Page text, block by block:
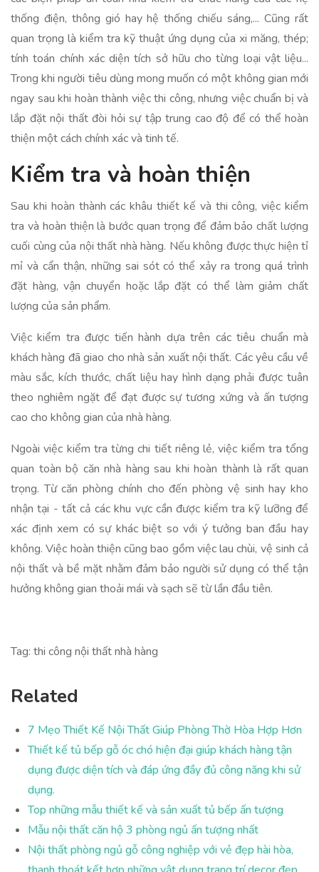
thống điện, thông gió hay hệ thống chiếu sáng,... Cũng rất
quan trọng là kiểm tra kỹ thuật ứng dụng của xi măng, thép;
tính toán chính xác diện tích sở hữu cho từng loại vật liệu...
Trong khi người tiêu dùng mong muốn có một không gian mới
ngay sau khi hoàn thành việc thi công, nhưng việc chuẩn bị và
lắp đặt nội thất đòi hỏi sự tập trung cao độ để có thể hoàn
thiện một cách chính xác và tinh tế.
Kiểm tra và hoàn thiện
Sau khi hoàn thành các khâu thiết kế và thi công, việc kiểm
tra và hoàn thiện là bước quan trọng để đảm bảo chất lượng
cuối cùng của nội thất nhà hàng. Nếu không được thực hiện tỉ
mỉ và cẩn thận, những sai sót có thể xảy ra trong quá trình
đặt hàng, vận chuyển hoặc lắp đặt có thể làm giảm chất
lượng của sản phẩm.
Việc kiểm tra được tiến hành dựa trên các tiêu chuẩn mà
khách hàng đã giao cho nhà sản xuất nội thất. Các yêu cầu về
màu sắc, kích thước, chất liệu hay hình dạng phải được tuân
theo nghiêm ngặt để đạt được sự tương xứng và ấn tượng
cao cho không gian của nhà hàng.
Ngoài việc kiểm tra từng chi tiết riêng lẻ, việc kiểm tra tổng
quan toàn bộ căn nhà hàng sau khi hoàn thành là rất quan
trọng. Từ căn phòng chính cho đến phòng vệ sinh hay kho
nhận tại - tất cả các khu vực cần được kiểm tra kỹ lưỡng để
xác định xem có sự khác biệt so với ý tưởng ban đầu hay
không. Việc hoàn thiện cũng bao gồm việc lau chùi, vệ sinh cả
nội thất và bề mặt nhằm đảm bảo người sử dụng có thể tận
hưởng không gian thoải mái và sạch sẽ từ lần đầu tiên.
Tag: thi công nội thất nhà hàng
Related
7 Mẹo Thiết Kế Nội Thất Giúp Phòng Thờ Hòa Hợp Hơn
Thiết kế tủ bếp gỗ óc chó hiện đại giúp khách hàng tận
dụng được diện tích và đáp ứng đầy đủ công năng khi sử
dụng.
Top những mẫu thiết kế và sản xuất tủ bếp ấn tượng
Mẫu nội thất căn hộ 3 phòng ngủ ấn tượng nhất
Nội thất phòng ngủ gỗ công nghiệp với vẻ đẹp hài hòa,